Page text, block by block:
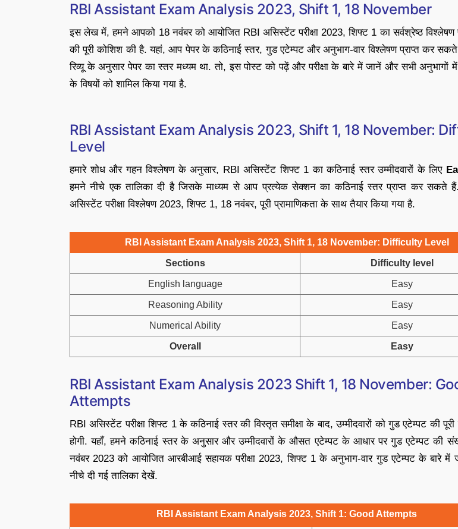
RBI Assistant Exam Analysis 2023, Shift 1, 18 November
इस लेख में, हमने आपको 18 नवंबर को आयोजित RBI असिस्टेंट परीक्षा 2023, शिफ्ट 1 का सर्वश्रेष्ठ
की पूरी कोशिश की है. यहां, आप पेपर के कठिनाई स्तर, गुड एटेम्पट और अनुभाग-वार विश्लेषण प्राप्त कर
रिव्यू के अनुसार पेपर का स्तर मध्यम था. तो, इस पोस्ट को पढ़ें और परीक्षा के बारे में जानें और सभी अनुभागों
के विषयों को शामिल किया गया है.
RBI Assistant Exam Analysis 2023, Shift 1, 18 November:
Level
हमारे शोध और गहन विश्लेषण के अनुसार, RBI असिस्टेंट शिफ्ट 1 का कठिनाई स्तर उम्मीदवारों के लिए
हमने नीचे एक तालिका दी है जिसके माध्यम से आप प्रत्येक सेक्शन का कठिनाई स्तर प्राप्त कर सकते हैं.
असिस्टेंट परीक्षा विश्लेषण 2023, शिफ्ट 1, 18 नवंबर, पूरी प्रामाणिकता के साथ तैयार किया गया है.
RBI Assistant Exam Analysis 2023, Shift 1, 18 November: Difficulty Level
Sections Difficulty level
English language Easy
Reasoning Ability Easy
Numerical Ability Easy
Overall Easy
RBI Assistant Exam Analysis 2023 Shift 1, 18 November:
Attempts
RBI असिस्टेंट परीक्षा शिफ्ट 1 के कठिनाई स्तर की विस्तृत समीक्षा के बाद, उम्मीदवारों को गुड एटेम्पट की पूरी
होगी. यहाँ, हमने कठिनाई स्तर के अनुसार और उम्मीदवारों के औसत एटेम्पट के आधार पर गुड एटेम्पट की
नवंबर 2023 को आयोजित आरबीआई सहायक परीक्षा 2023, शिफ्ट 1 के अनुभाग-वार गुड एटेम्पट के बारे में
नीचे दी गई तालिका देखें.
RBI Assistant Exam Analysis 2023, Shift 1: Good Attempts